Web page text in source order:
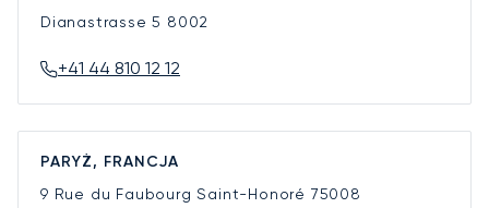
Dianastrasse 5 8002
+41 44 810 12 12
PARYŻ, FRANCJA
9 Rue du Faubourg Saint-Honoré 75008